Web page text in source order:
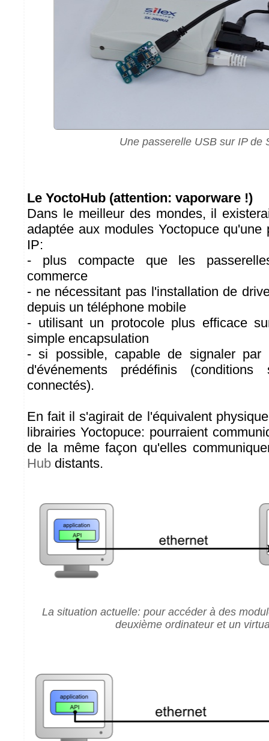
Une passerelle USB sur IP de
Le YoctoHub (attention: vaporware !)
Dans le meilleur des mondes, il
adaptée aux modules Yoctopuce
IP:
- plus compacte que les
commerce
- ne nécessitant pas l'installation de
depuis un téléphone mobile
- utilisant un protocole plus efficace
simple encapsulation
- si possible, capable de signaler par
d'événements prédéfinis
connectés).
En fait il s'agirait de l'équivalent
librairies Yoctopuce: pourraient
de la même façon qu'elles
Hub distants.
La situation actuelle: pour accéder à des
deuxième ordinateur et un